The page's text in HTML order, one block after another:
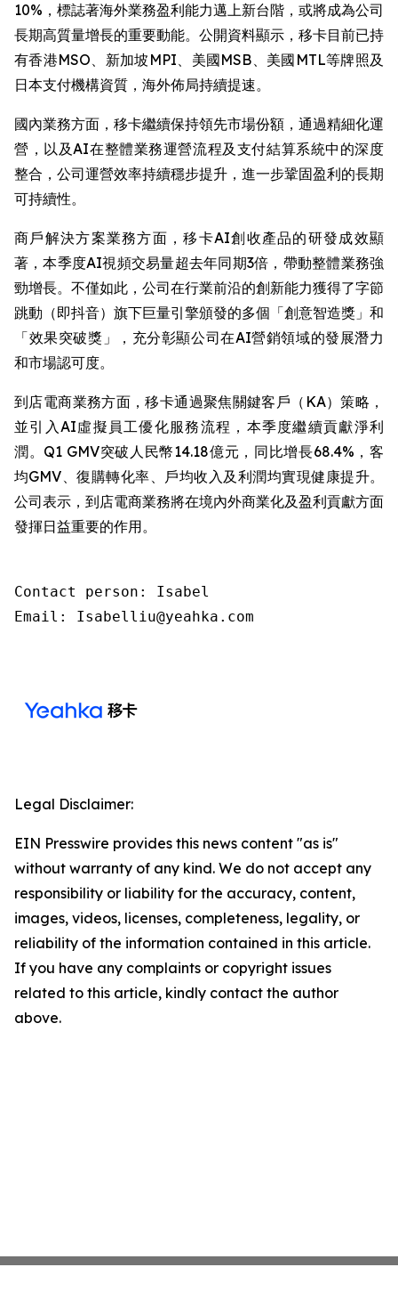
10%，標誌著海外業務盈利能力邁上新台階，或將成為公司
長期高質量增長的重要動能。公開資料顯示，移卡目前已持
有香港MSO、新加坡MPI、美國MSB、美國MTL等牌照及
日本支付機構資質，海外佈局持續提速。
國內業務方面，移卡繼續保持領先市場份額，通過精細化運
營，以及AI在整體業務運營流程及支付結算系統中的深度
整合，公司運營效率持續穩步提升，進一步鞏固盈利的長期
可持續性。
商戶解決方案業務方面，移卡AI創收產品的研發成效顯
著，本季度AI視頻交易量超去年同期3倍，帶動整體業務強
勁增長。不僅如此，公司在行業前沿的創新能力獲得了字節
跳動（即抖音）旗下巨量引擎頒發的多個「創意智造獎」和
「效果突破獎」，充分彰顯公司在AI營銷領域的發展潛力
和市場認可度。
到店電商業務方面，移卡通過聚焦關鍵客戶（KA）策略，
並引入AI虛擬員工優化服務流程，本季度繼續貢獻淨利
潤。Q1 GMV突破人民幣14.18億元，同比增長68.4%，客
均GMV、復購轉化率、戶均收入及利潤均實現健康提升。
公司表示，到店電商業務將在境內外商業化及盈利貢獻方面
發揮日益重要的作用。
Contact person: Isabel
Email: Isabelliu@yeahka.com
Legal Disclaimer:
EIN Presswire provides this news content "as is"
without warranty of any kind. We do not accept any
responsibility or liability for the accuracy, content,
images, videos, licenses, completeness, legality, or
reliability of the information contained in this article.
If you have any complaints or copyright issues
related to this article, kindly contact the author
above.